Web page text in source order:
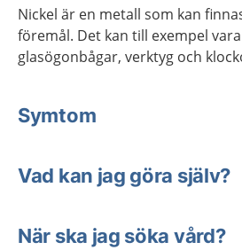
Nickel är en metall som kan
föremål. Det kan till exempel
glasögonbågar, verktyg och
Symtom
Vad kan jag göra själv?
När ska jag söka vård?